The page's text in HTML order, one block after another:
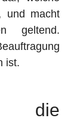
und macht
geltend.
ist.
die